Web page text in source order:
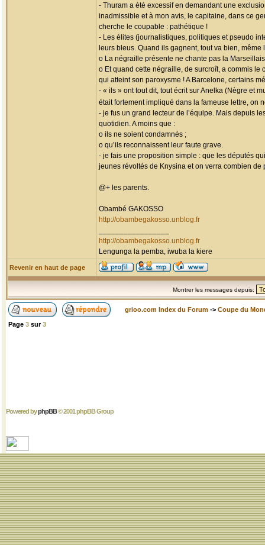
- Thuram a été excessif en demandant une
inadmissible et à mon avis, le capitaine, dans ce
cherche le coupable : pathétique !
- Les élites (journalistiques, politiques et pseudo
leurs bleus. Quand ils gagnent, tout va bien,
o La négraille présente ne chante pas la
o Et quand cette négraille, de surcroît, a commis le
qui atteint son paroxysme ! A Barcelone, certains
- « ils » ont tout dit, tout écrit sur Anelka (Nègre et
était fortement impliqué dans la fameuse lettre,
- je fus un grand lecteur de l’équipe. Mais depuis
quotidien. A moins que :
o ils ne soient condamnés ;
o qu’ils reconnaissent leur faute grave.
- je fais une proposition simple : que les députés
jeunes révoltés de Knysina et on verra combien
@+ les parents.
Obambé GAKOSSO
http://obambegakosso.unblog.fr
http://obambegakosso.unblog.fr
Lengunga la pemba, iwuba la kiere
Revenir en haut de page
Montrer les messages depuis:
grioo.com Index du Forum -> Coupe du
Page 3 sur3
Powered byphpBB© 2001 phpBB Group